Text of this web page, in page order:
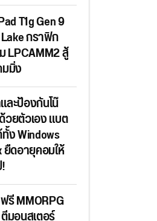
T1g Gen 9
กราฟิก
LPCAMM2 สู้
มิ่ง
ะป้องกันโน๊
ยตัวเอง แบต
ง Windows
ยืดอายุคอมให้
รี MMORPG